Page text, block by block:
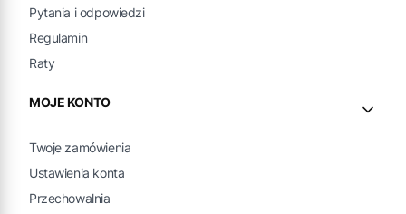
Pytania i odpowiedzi
Regulamin
Raty
MOJE KONTO
Twoje zamówienia
Ustawienia konta
Przechowalnia